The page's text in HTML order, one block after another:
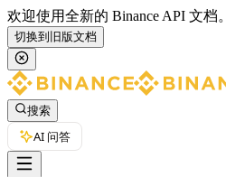
欢迎使用全新的 Binance API 文档。
切换到旧版文档
搜索
AI 问答